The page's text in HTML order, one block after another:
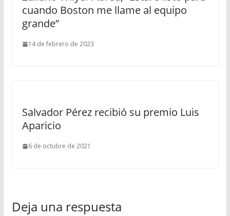
cuando Boston me llame al equipo
grande”
14 de febrero de 2023
Salvador Pérez recibió su premio Luis
Aparicio
6 de octubre de 2021
Deja una respuesta